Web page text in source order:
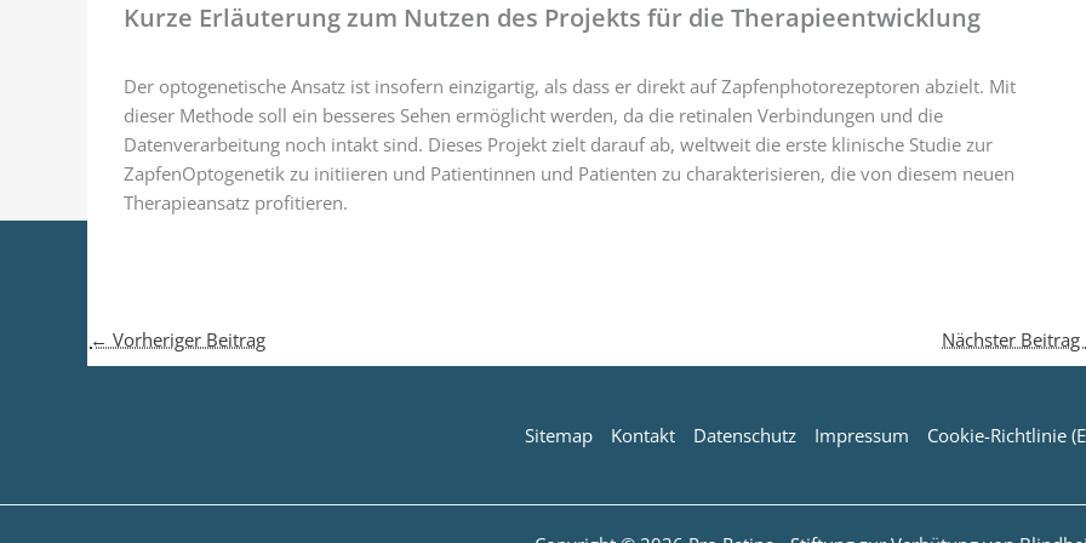
Kurze Erläuterung zum Nutzen des Projekts für die Therapieentwicklung
Der optogenetische Ansatz ist insofern einzigartig, als dass er direkt auf Zapfenphotorezeptoren abzielt. Mit
dieser Methode soll ein besseres Sehen ermöglicht werden, da die retinalen Verbindungen und die
Datenverarbeitung noch intakt sind. Dieses Projekt zielt darauf ab, weltweit die erste klinische Studie zur
ZapfenOptogenetik zu initiieren und Patientinnen und Patienten zu charakterisieren, die von diesem neuen
Therapieansatz profitieren.
← Vorheriger Beitrag Nächster Beitrag
Sitemap Kontakt Datenschutz Impressum Cookie-Richtlinie